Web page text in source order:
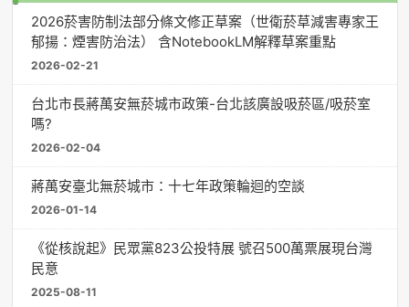
2026菸害防制法部分條文修正草案（世衛菸草減害專家王
郁揚：煙害防治法） 含NotebookLM解釋草案重點
2026-02-21
台北市長蔣萬安無菸城市政策-台北該廣設吸菸區/吸菸室
嗎?
2026-02-04
蔣萬安臺北無菸城市：十七年政策輪迴的空談
2026-01-14
《從核說起》民眾黨823公投特展 號召500萬票展現台灣
民意
2025-08-11